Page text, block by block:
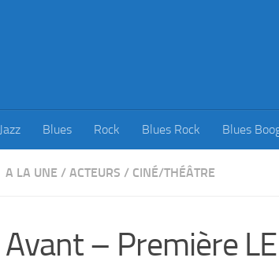
Jazz Blues Rock Blues Rock Blues
A LA UNE / ACTEURS / CINÉ/THÉÂTRE
Avant – Première